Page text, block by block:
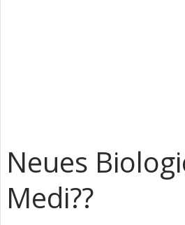
Neues
Medi??